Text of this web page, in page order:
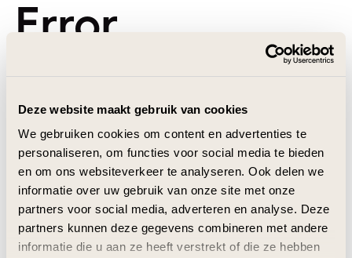
Deze website maakt gebruik van cookies
We gebruiken cookies om content en advertenties te
personaliseren, om functies voor social media te bieden
en om ons websiteverkeer te analyseren. Ook delen we
informatie over uw gebruik van onze site met onze
partners voor social media, adverteren en analyse. Deze
partners kunnen deze gegevens combineren met andere
informatie die u aan ze heeft verstrekt of die ze hebben
Error